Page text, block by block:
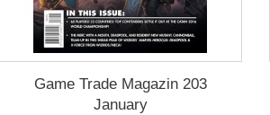
Game Trade Magazin 203
January